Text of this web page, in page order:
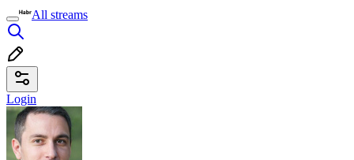
All streams
Login